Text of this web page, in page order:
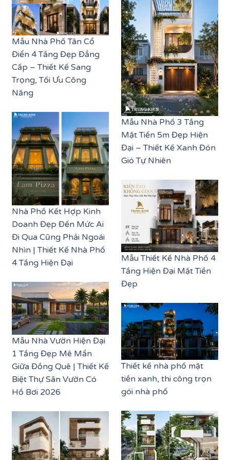
Mẫu Nhà Phố Tân Cổ
Điển 4 Tầng Đẹp Đẳng
Cấp – Thiết Kế Sang
Trọng, Tối Ưu Công
Năng
Nhà Phố Kết Hợp Kinh
Doanh Đẹp Đến Mức Ai
Đi Qua Cũng Phải Ngoái
Nhìn | Thiết Kế Nhà Phố
4 Tầng Hiện Đại
Mẫu Nhà Vườn Hiện Đại
1 Tầng Đẹp Mê Mẩn
Giữa Đồng Quê | Thiết Kế
Biệt Thự Sân Vườn Có
Hồ Bơi 2026
Mẫu Nhà Phố 3 Tầng
Mặt Tiền 5m Đẹp Hiện
Đại – Thiết Kế Xanh Đón
Gió Tự Nhiên
Mẫu Thiết Kế Nhà Phố 4
Tầng Hiện Đại Mặt Tiền
Đẹp
Thiết kế nhà phố mặt
tiền xanh, thi công trọn
gói nhà phố